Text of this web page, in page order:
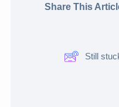
Share This
Still